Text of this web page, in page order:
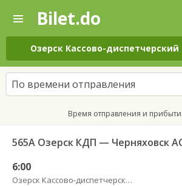
—
Поиск
и
покупка
билетов
на
автобус
онлайн
Bilet.do
Озерск Кассово-диспетчерский
По времени отправления
Время отправления и
6:00
Озерск Кассово-диспетчерский пункт